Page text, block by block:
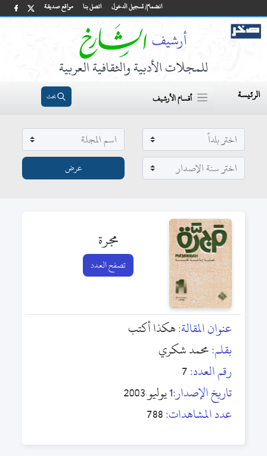
مواقع صديقة اتصل بنا انضمام/ تسجيل الدخول
للمجلات الأدبية والثقافية العربية
الرئيسة أقسام الأرشيف بحث
مجرة
تصفح العدد
عنوان المقالة:هكذا أكتب
بقلم:محمد شكري
رقم العدد:7
تاريخ الإصدار:1 يوليو 2003
عدد المشاهدات:788